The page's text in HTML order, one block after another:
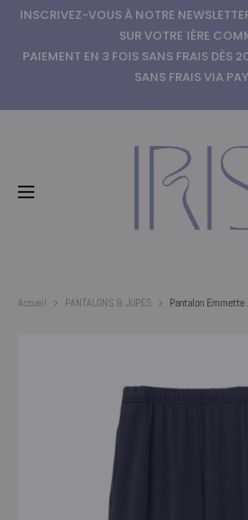
INSCRIVEZ-VOUS À NOTRE
SUR VOTRE 1ÈRE
PAIEMENT EN 3 FOIS SANS FRAIS DÈS
SANS FRAIS VIA
Accueil PANTALONS & JUPES Pantalon Emmette